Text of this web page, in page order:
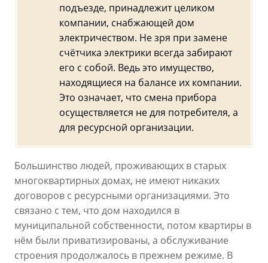
подъезде, принадлежит целиком
компании, снабжающей дом
электричеством. Не зря при замене
счётчика электрики всегда забирают
его с собой. Ведь это имущество,
находящиеся на балансе их компании.
Это означает, что смена прибора
осуществляется не для потребителя, а
для ресурсной организации.
Большинство людей, проживающих в старых
многоквартирных домах, не имеют никаких
договоров с ресурсными организациями. Это
связано с тем, что дом находился в
муниципальной собственности, потом квартиры в
нём были приватизированы, а обслуживание
строения продолжалось в прежнем режиме. В